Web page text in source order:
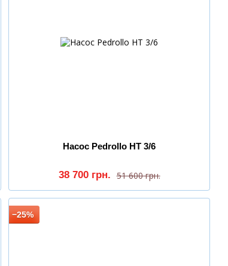
Насос Pedrollo HT 3/6
51 600 грн.
38 700 грн.
−25%